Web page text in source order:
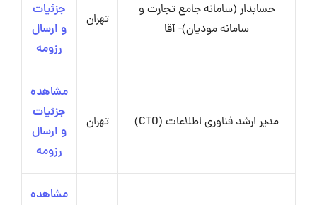
حسابدار (سامانه جامع تجارت و
سامانه مودیان)- آقا
تهران
جزئیات
و ارسال
رزومه
مدیر ارشد فناوری اطلاعات (CTO) تهران
مشاهده
جزئیات
و ارسال
رزومه
مشاهده